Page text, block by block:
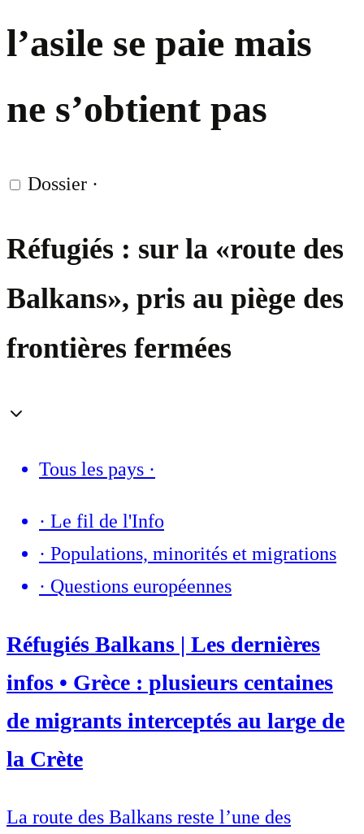
l’asile se paie mais
ne s’obtient pas
Dossier ·
Réfugiés : sur la «route des
Balkans», pris au piège des
frontières fermées
Tous les pays ·
· Le fil de l'Info
· Populations, minorités et migrations
· Questions européennes
Réfugiés Balkans | Les dernières
infos • Grèce : plusieurs centaines
de migrants interceptés au large de
la Crète
La route des Balkans reste l’une des